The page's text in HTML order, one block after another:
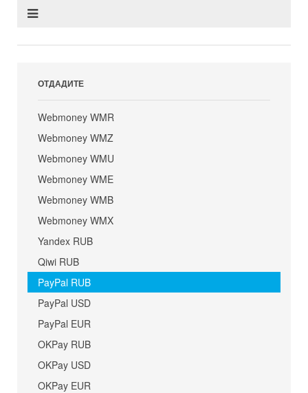
ОТДАДИТЕ
Webmoney WMR
Webmoney WMZ
Webmoney WMU
Webmoney WME
Webmoney WMB
Webmoney WMX
Yandex RUB
Qiwi RUB
PayPal RUB
PayPal USD
PayPal EUR
OKPay RUB
OKPay USD
OKPay EUR